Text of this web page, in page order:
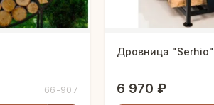
66-907
Дровница "Serhio"
6 970 ₽